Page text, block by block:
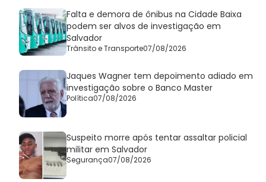
Falta e demora de ônibus na Cidade Baixa
podem ser alvos de investigação em
Salvador
Trânsito e Transporte07/08/2026
Jaques Wagner tem depoimento adiado em
investigação sobre o Banco Master
Política07/08/2026
Suspeito morre após tentar assaltar policial
militar em Salvador
Segurança07/08/2026